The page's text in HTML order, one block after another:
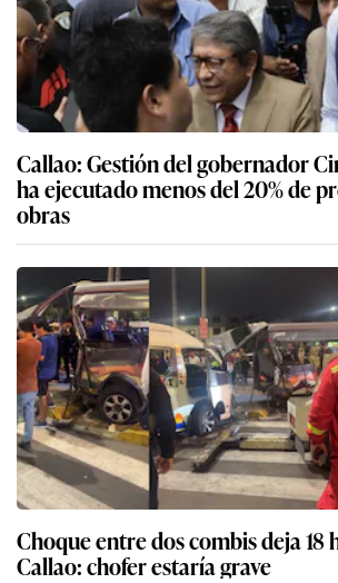
Callao: Gestión del gobernador
ha ejecutado menos del 20% de
obras
Choque entre dos combis deja 18
Callao: chofer estaría grave